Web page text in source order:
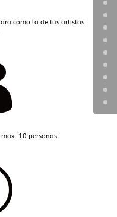
como la de tus artistas
10 personas.